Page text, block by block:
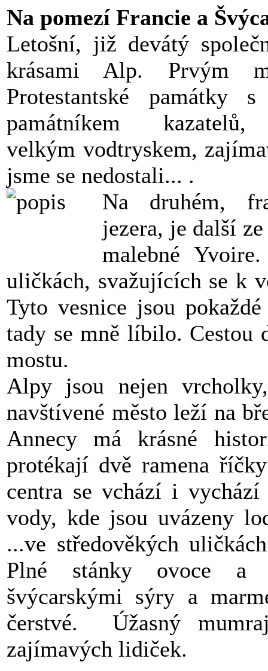
Na pomezí Francie a
Letošní, již devátý
krásami Alp. Prvým
Protestantské památky
památníkem
velkým vodtryskem,
jsme se nedostali... .
Na druhém,
jezera, je další
malebné
uličkách, svažujících se k
Tyto vesnice jsou
tady se mně líbilo. Cestou
mostu.
Alpy jsou nejen
navštívené město leží na
Annecy má krásné
protékají dvě ramena
centra se vchází i
vody, kde jsou uvázeny
...ve středověkých
Plné stánky ovoce a
švýcarskými sýry a
čerstvé. Úžasný
zajímavých lidiček.